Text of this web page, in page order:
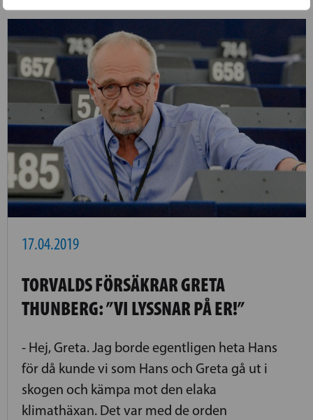
17.04.2019
TORVALDS FÖRSÄKRAR GRETA
THUNBERG: ”VI LYSSNAR PÅ ER!”
- Hej, Greta. Jag borde egentligen heta Hans
för då kunde vi som Hans och Greta gå ut i
skogen och kämpa mot den elaka
klimathäxan. Det var med de orden